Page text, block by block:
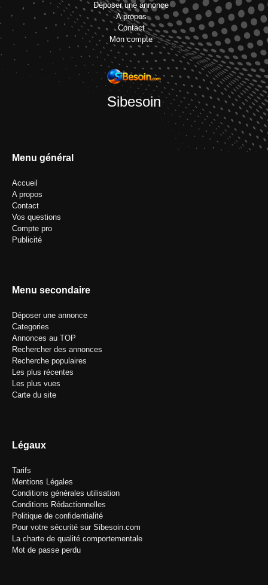
Déposer une annonce
A propos
Contact
Mon compte
Sibesoin
Menu général
Accueil
A propos
Contact
Vos questions
Compte pro
Publicité
Menu secondaire
Déposer une annonce
Categories
Annonces au TOP
Rechercher des annonces
Recherche populaires
Les plus récentes
Les plus vues
Carte du site
Légaux
Tarifs
Mentions Légales
Conditions générales utilisation
Conditions Rédactionnelles
Politique de confidentialité
Pour votre sécurité sur Sibesoin.com
La charte de qualité comportementale
Mot de passe perdu